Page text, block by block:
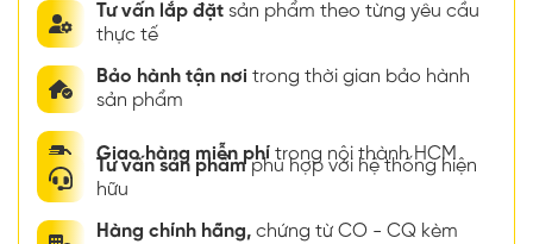
Tư vấn lắp đặt sản phẩm theo từng yêu cầu
thực tế
Bảo hành tận nơi trong thời gian bảo hành
sản phẩm
Giao hàng miễn phí trong nội thành HCM
Tư vấn sản phẩmphù hợp với hệ thống hiện
hữu
Hàng chính hãng, chứng từ CO - CQ kèm